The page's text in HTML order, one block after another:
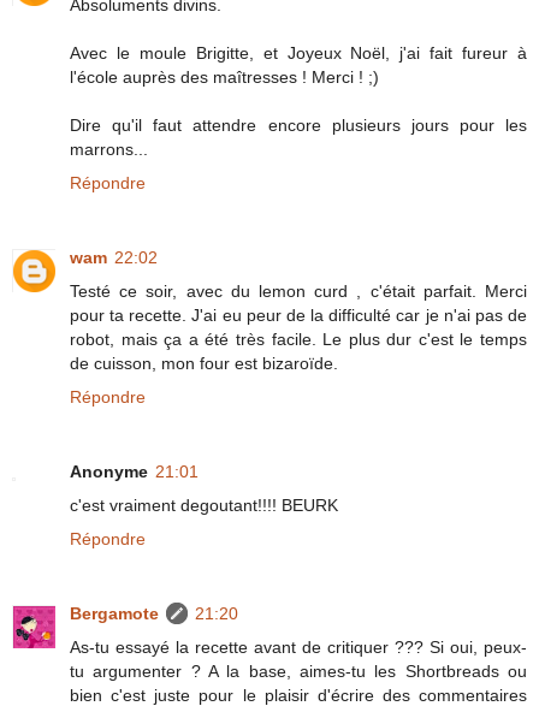
Absoluments divins.
Avec le moule Brigitte, et Joyeux Noël, j'ai fait fureur à
l'école auprès des maîtresses ! Merci ! ;)
Dire qu'il faut attendre encore plusieurs jours pour les
marrons...
Répondre
wam 22:02
Testé ce soir, avec du lemon curd , c'était parfait. Merci
pour ta recette. J'ai eu peur de la difficulté car je n'ai pas de
robot, mais ça a été très facile. Le plus dur c'est le temps
de cuisson, mon four est bizaroïde.
Répondre
Anonyme 21:01
c'est vraiment degoutant!!!! BEURK
Répondre
Bergamote
21:20
As-tu essayé la recette avant de critiquer ??? Si oui, peux-
tu argumenter ? A la base, aimes-tu les Shortbreads ou
bien c'est juste pour le plaisir d'écrire des commentaires